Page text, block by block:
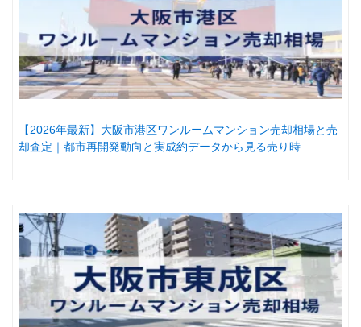
【2026年最新】大阪市港区ワンルームマンション売却相場と売
却査定｜都市再開発動向と実成約データから見る売り時